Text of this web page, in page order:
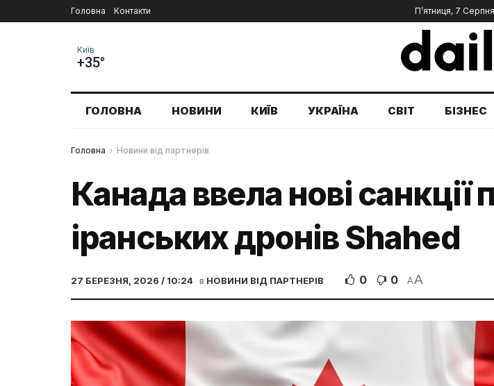
Головна Контакти П’ятниця, 7
Київ
+35°
ГОЛОВНА НОВИНИ КИЇВ УКРАЇНА СВІТ БІЗНЕС
Головна Новини від партнерів
Канада ввела нові санкції
іранських дронів Shahed
27 БЕРЕЗНЯ, 2026 / 10:24 в НОВИНИ ВІД ПАРТНЕРІВ 0 0 AA